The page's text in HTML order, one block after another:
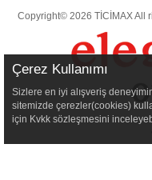
Copyright© 2026 TİCİMAX All
Çerez Kullanımı
Sizlere en iyi alışveriş
sitemizde çerezler(cookies)
için Kvkk sözleşmesini